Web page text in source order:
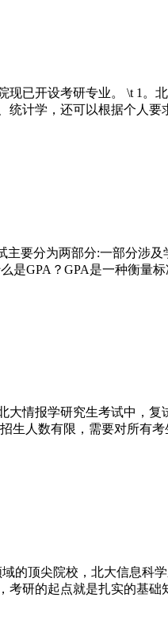
已开设考研专业。 \t 1。
计学，还可以根据个人要
要分为两部分:一部分涉
GPA？GPA是一种衡量
情报学研究生考试中，复
生人数有限，需要对所有
的顶尖院校，北大信息科
研的起点就是扎实的基